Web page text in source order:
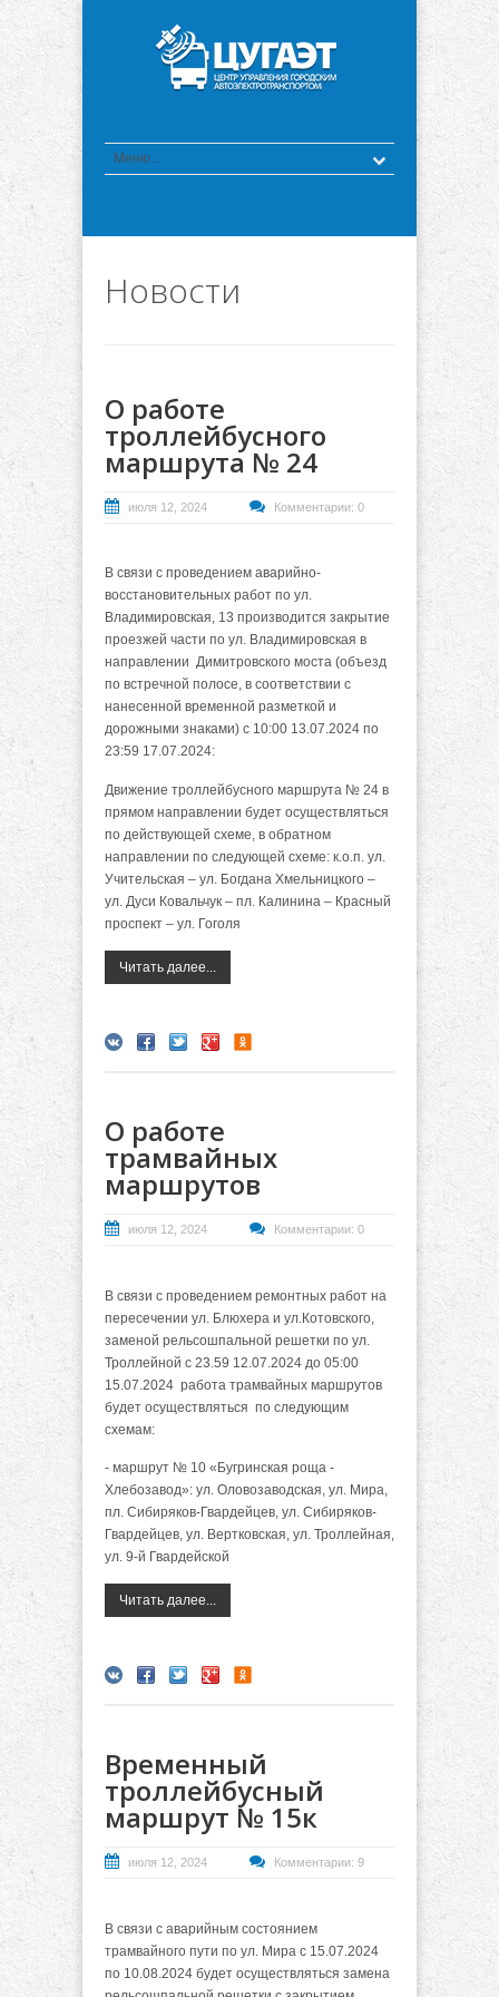
Новости
О работе
троллейбусного
маршрута № 24
июля 12, 2024 Комментарии: 0
В связи с проведением аварийно-
восстановительных работ по ул.
Владимировская, 13 производится закрытие
проезжей части по ул. Владимировская в
направлении Димитровского моста (объезд
по встречной полосе, в соответствии с
нанесенной временной разметкой и
дорожными знаками) с 10:00 13.07.2024 по
23:59 17.07.2024:
Движение троллейбусного маршрута № 24 в
прямом направлении будет осуществляться
по действующей схеме, в обратном
направлении по следующей схеме: к.о.п. ул.
Учительская – ул. Богдана Хмельницкого –
ул. Дуси Ковальчук – пл. Калинина – Красный
проспект – ул. Гоголя
Читать далее...
О работе
трамвайных
маршрутов
июля 12, 2024 Комментарии: 0
В связи с проведением ремонтных работ на
пересечении ул. Блюхера и ул. Котовского,
заменой рельсошпальной решетки по ул.
Троллейной с 23.59 12.07.2024 до 05:00
15.07.2024 работа трамвайных маршрутов
будет осуществляться по следующим
схемам:
- маршрут № 10 «Бугринская роща -
Хлебозавод»: ул. Оловозаводская, ул. Мира,
пл. Сибиряков-Гвардейцев, ул. Сибиряков-
Гвардейцев, ул. Вертковская, ул. Троллейная,
ул. 9-й Гвардейской
Читать далее...
Временный
троллейбусный
маршрут № 15к
июля 12, 2024 Комментарии: 9
В связи с аварийным состоянием
трамвайного пути по ул. Мира с 15.07.2024
по 10.08.2024 будет осуществляться замена